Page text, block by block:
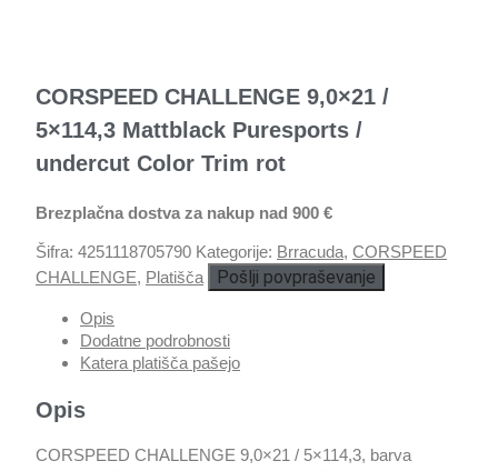
CORSPEED CHALLENGE 9,0×21 /
5×114,3 Mattblack Puresports /
undercut Color Trim rot
Brezplačna dostva za nakup nad 900 €
Šifra: 4251118705790 Kategorije: Brracuda, CORSPEED
CHALLENGE, Platišča Pošlji povpraševanje
Opis
Dodatne podrobnosti
Katera platišča pašejo
Opis
CORSPEED CHALLENGE 9,0×21 / 5×114,3, barva